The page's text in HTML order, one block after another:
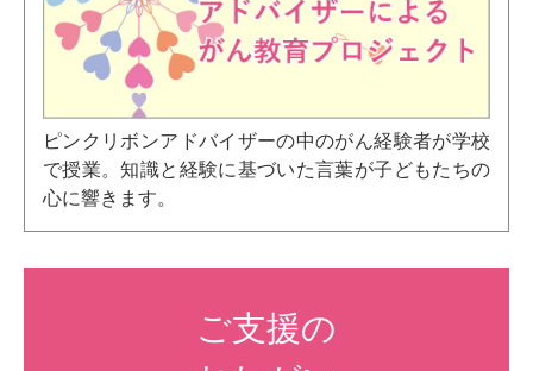
ピンクリボンアドバイザーの中のがん経験者が学校
で授業。知識と経験に基づいた言葉が子どもたちの
心に響きます。
ご支援の